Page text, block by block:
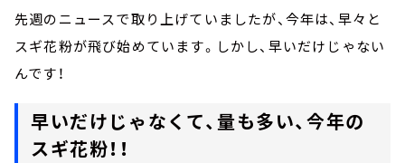
先週のニュースで取り上げていましたが、今年は、早々と
スギ花粉が飛び始めています。しかし、早いだけじゃない
んです！
早いだけじゃなくて、量も多い、今年の
スギ花粉！！